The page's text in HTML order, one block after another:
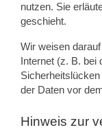
nutzen. Sie
geschieht.
Wir weisen
Internet (z. B. bei
der Daten vor
Hinweis zur